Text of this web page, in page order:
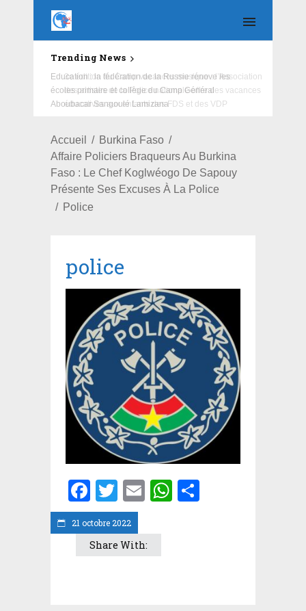
Trending News
Education : la fédération de la Russie rénove les
écoles primaire et collège du Camp Général
Aboubacar Sangoulé Lamizana
Accueil
Burkina Faso
Affaire Policiers Braqueurs Au Burkina
Faso : Le Chef Koglwéogo De Sapouy
Présente Ses Excuses À La Police
Police
21 octobre 2022
police
Facebook
Twitter
EmailWhatsApp
Share With: